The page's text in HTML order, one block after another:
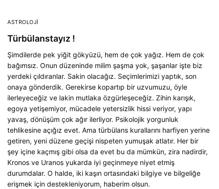
ASTROLOJI
Türbülanstayız !
Şimdilerde pek yiğit gökyüzü, hem de çok yağız. Hem de çok
bağımsız. Onun düzeninde milim şaşma yok, şaşanlar işte biz
yerdeki çıldıranlar. Sakin olacağız. Seçimlerimizi yaptık, son
onaya gönderdik. Gerekirse kopartıp bir uzvumuzu, öyle
ilerleyeceğiz ve lakin mutlaka özgürleşeceğiz. Zihin karışık,
egoya yetişemiyor, mücadele yetersizlik hissi veriyor, yapı
yavaş, dönüşüm çok ağır ilerliyor. Psikolojik yorgunluk
tehlikesine açığız evet. Ama türbülans kurallarını harfiyen yerine
getiren, yeni düzene geçişi nispeten yumuşak atlatır. Her bir
şey içine kaçmış gibi olsa da evet bu da mümkün, zira nadirdir,
Kronos ve Uranos yukarda iyi geçinmeye niyet etmiş
durumdalar. O halde, iki kaşın ortasındaki bilgiye ve bilgeliğe
erişmek için destekleniyorum, haberim olsun.